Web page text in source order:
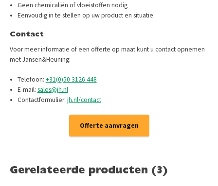
Geen chemicaliën of vloeistoffen nodig
Eenvoudig in te stellen op uw product en situatie
Contact
Voor meer informatie of een offerte op maat kunt u contact opnemen
met Jansen&Heuning:​
Telefoon: +31(0)50 3126 448
E-mail: sales@jh.nl
Contactformulier: jh.nl/contact
Offerte aanvragen
Gerelateerde producten (3)